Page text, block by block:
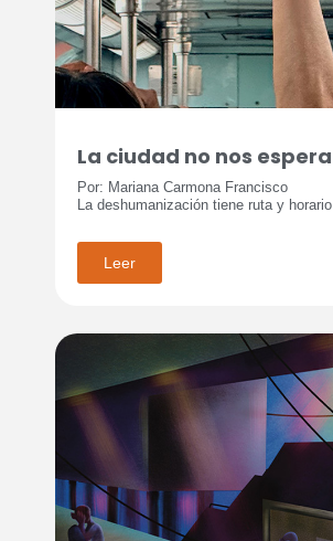
La ciudad no nos espera
Por: Mariana Carmona Francisco
La deshumanización tiene ruta y horario
Leer